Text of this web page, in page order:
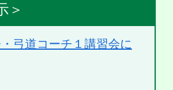
＞
弓道コーチ１講習会に